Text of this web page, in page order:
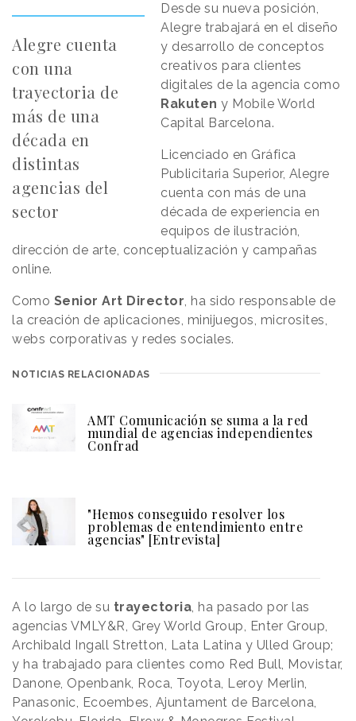
Alegre cuenta
con una
trayectoria de
más de una
década en
distintas
agencias del
sector
Desde su nueva posición,
Alegre trabajará en el diseño
y desarrollo de conceptos
creativos para clientes
digitales de la agencia como
Rakuten y Mobile World
Capital Barcelona.
Licenciado en Gráfica
Publicitaria Superior, Alegre
cuenta con más de una
década de experiencia en
equipos de ilustración,
dirección de arte, conceptualización y campañas
online.
Como Senior Art Director, ha sido responsable de
la creación de aplicaciones, minijuegos, microsites,
webs corporativas y redes sociales.
NOTICIAS RELACIONADAS
AMT Comunicación se suma a la red
mundial de agencias independientes
Confrad
"Hemos conseguido resolver los
problemas de entendimiento entre
agencias" [Entrevista]
A lo largo de su trayectoria, ha pasado por las
agencias VMLY&R, Grey World Group, Enter Group,
Archibald Ingall Stretton, Lata Latina y Ulled Group;
y ha trabajado para clientes como Red Bull, Movistar,
Danone, Openbank, Roca, Toyota, Leroy Merlin,
Panasonic, Ecoembes, Ajuntament de Barcelona,